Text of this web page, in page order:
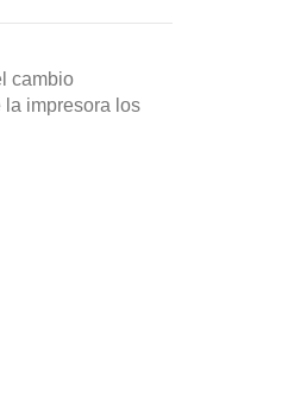
cambio
la impresora los